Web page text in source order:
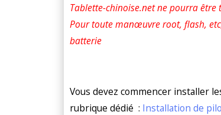
Tablette-chinoise.net ne pourra
Pour toute manœuvre root, flash,
batterie
Vous devez commencer installer
rubrique dédié : Installation de